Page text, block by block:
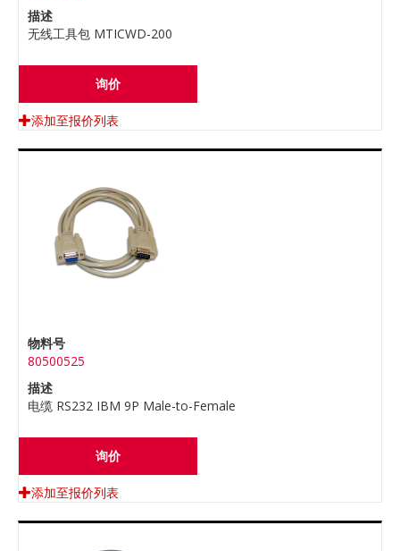
描述
无线工具包 MTICWD-200
询价
添加至报价列表
物料号
80500525
描述
电缆 RS232 IBM 9P Male-to-Female
询价
添加至报价列表